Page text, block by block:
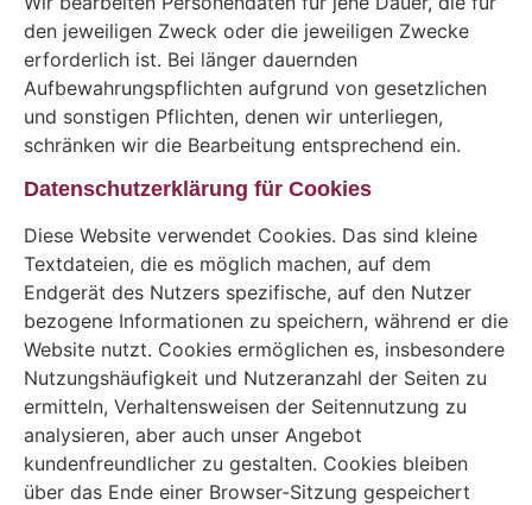
den jeweiligen Zweck oder die jeweiligen Zwecke
erforderlich ist. Bei länger dauernden
Aufbewahrungspflichten aufgrund von gesetzlichen
und sonstigen Pflichten, denen wir unterliegen,
schränken wir die Bearbeitung entsprechend ein.
Datenschutzerklärung für Cookies
Diese Website verwendet Cookies. Das sind kleine
Textdateien, die es möglich machen, auf dem
Endgerät des Nutzers spezifische, auf den Nutzer
bezogene Informationen zu speichern, während er die
Website nutzt. Cookies ermöglichen es, insbesondere
Nutzungshäufigkeit und Nutzeranzahl der Seiten zu
ermitteln, Verhaltensweisen der Seitennutzung zu
analysieren, aber auch unser Angebot
kundenfreundlicher zu gestalten. Cookies bleiben
über das Ende einer Browser-Sitzung gespeichert